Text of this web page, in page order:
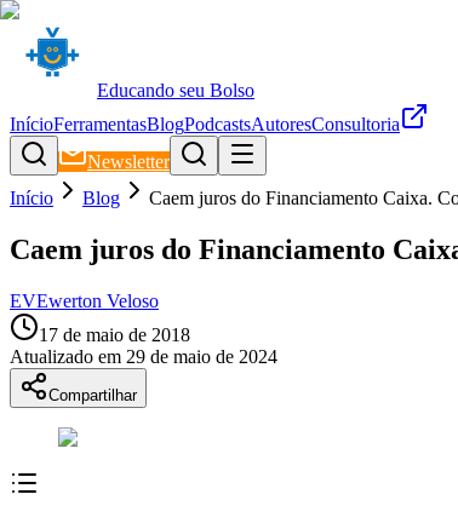
Educando seu Bolso
InícioFerramentasBlogPodcastsAutoresConsultoria
Newsletter
Início
Blog Caem juros do Financiamento Caixa.
Caem juros do Financiamento
EVEwerton Veloso
17 de maio de 2018
Atualizado em 29 de maio de 2024
Compartilhar